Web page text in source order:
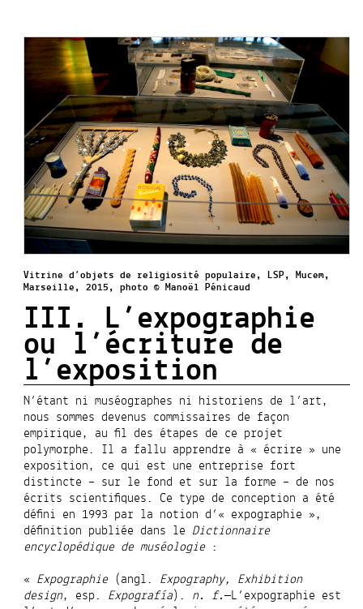
Vitrine d’objets de religiosité populaire, LSP, Mucem,
Marseille, 2015, photo © Manoël Pénicaud
III. L’expographie
ou l’écriture de
l’exposition
N’étant ni muséographes ni historiens de l’art,
nous sommes devenus commissaires de façon
empirique, au fil des étapes de ce projet
polymorphe. Il a fallu apprendre à « écrire » une
exposition, ce qui est une entreprise fort
distincte – sur le fond et sur la forme – de nos
écrits scientifiques. Ce type de conception a été
défini en 1993 par la notion d’« expographie »,
définition publiée dans le Dictionnaire
encyclopédique de muséologie :
« Expographie (angl. Expography, Exhibition
design, esp. Expografía). n. f.—L’expographie est